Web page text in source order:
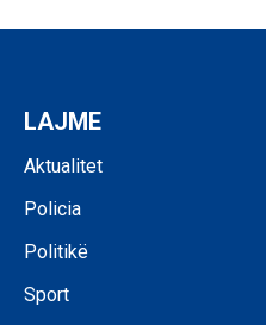
LAJME
Aktualitet
Policia
Politikë
Sport